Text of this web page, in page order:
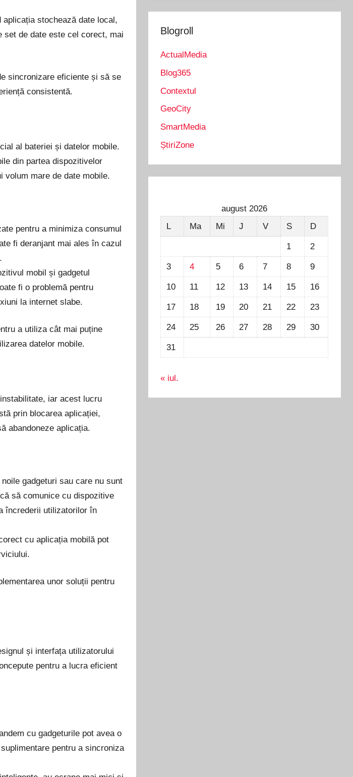
aplicația stochează date local,
set de date este cel corect, mai
sincronizare eficiente și să se
consistentă.
al bateriei și datelor mobile.
din partea dispozitivelor
volum mare de date mobile.
pentru a minimiza consumul
fi deranjant mai ales în cazul
mobil și gadgetul
fi o problemă pentru
la internet slabe.
a utiliza cât mai puține
datelor mobile.
iar acest lucru
prin blocarea aplicației,
abandoneze aplicația.
gadgeturi sau care nu sunt
să comunice cu dispozitive
încrederii utilizatorilor în
cu aplicația mobilă pot
unor soluții pentru
și interfața utilizatorului
pentru a lucra eficient
cu gadgeturile pot avea o
pentru a sincroniza
Blogroll
ActualMedia
Blog365
Contextul
GeoCity
SmartMedia
ȘtiriZone
august 2026
L
Ma Mi J V S D
1 2
3 4 5 6 7 8 9
10 11 12 13 14 15 16
17 18 19 20 21 22 23
24 25 26 27 28 29 30
31
« iul.